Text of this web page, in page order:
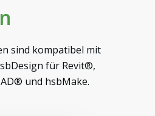
sind kompatibel mit
für Revit®,
und hsbMake.